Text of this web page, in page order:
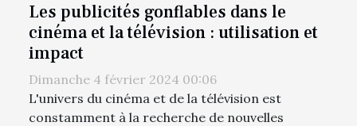
Les publicités gonflables dans le
cinéma et la télévision : utilisation et
impact
Dimanche 4 février 2024 00:06
L'univers du cinéma et de la télévision est
constamment à la recherche de nouvelles